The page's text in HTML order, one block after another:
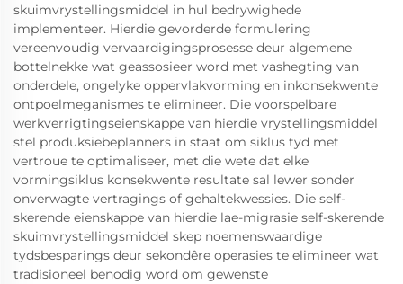
skuimvrystellingsmiddel in hul bedrywighede
implementeer. Hierdie gevorderde formulering
vereenvoudig vervaardigingsprosesse deur algemene
bottelnekke wat geassosieer word met vashegting van
onderdele, ongelyke oppervlakvorming en inkonsekwente
ontpoelmeganismes te elimineer. Die voorspelbare
werkverrigtingseienskappe van hierdie vrystellingsmiddel
stel produksiebeplanners in staat om siklus tyd met
vertroue te optimaliseer, met die wete dat elke
vormingsiklus konsekwente resultate sal lewer sonder
onverwagte vertragings of gehaltekwessies. Die self-
skerende eienskappe van hierdie lae-migrasie self-skerende
skuimvrystellingsmiddel skep noemenswaardige
tydsbesparings deur sekondêre operasies te elimineer wat
tradisioneel benodig word om gewenste